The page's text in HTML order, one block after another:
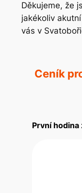
Děkujeme, že
jakékoliv
vás v
Ceník
První hodina